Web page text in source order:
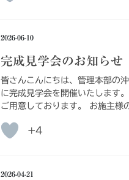
2026-06-10
完成見学会のお知らせ
皆さんこんにちは、管理本部の
に完成見学会を開催いたします
ご用意しております。 お施主
+4
2026-04-21